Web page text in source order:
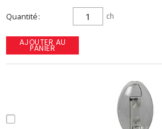
Quantité ch
AJOUTER AU
PANIER